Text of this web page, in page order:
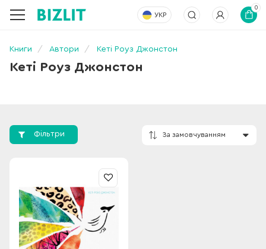
УКР
0
Книги Автори Кеті Роуз Джонстон
Кеті Роуз Джонстон
Фільтри